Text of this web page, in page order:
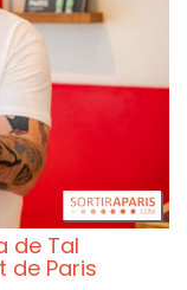
de Tal
de Paris